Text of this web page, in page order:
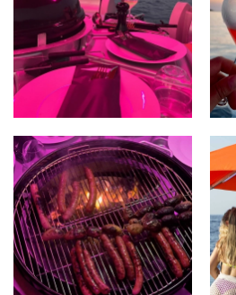
AGRANDIR
AGRANDIR